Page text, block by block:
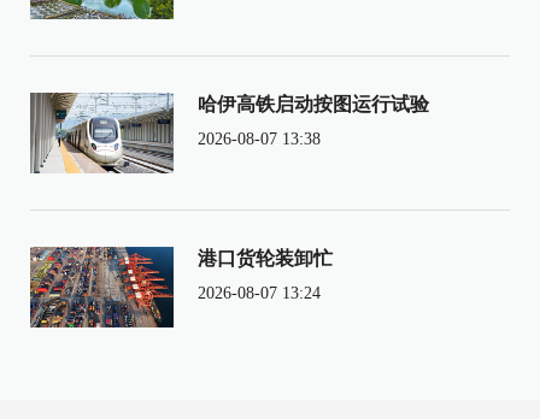
哈伊高铁启动按图运行试验
2026-08-07 13:38
港口货轮装卸忙
2026-08-07 13:24